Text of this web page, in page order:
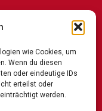
wie Cookies, um
Wenn du diesen
oder eindeutige IDs
erteilst oder
werden.